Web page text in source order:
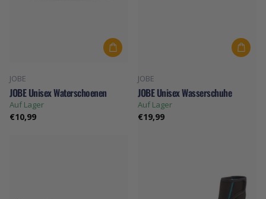
JOBE
JOBE Unisex Waterschoenen
Auf Lager
€10,99
JOBE
JOBE Unisex Wasserschuhe
Auf Lager
€19,99